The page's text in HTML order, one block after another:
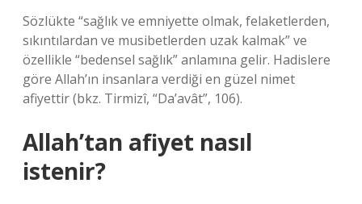
Sözlükte “sağlık ve emniyette olmak, felaketlerden,
sıkıntılardan ve musibetlerden uzak kalmak” ve
özellikle “bedensel sağlık” anlamına gelir. Hadislere
göre Allah’ın insanlara verdiği en güzel nimet
afiyettir (bkz. Tirmizî, “Da’avât”, 106).
Allah’tan afiyet nasıl
istenir?